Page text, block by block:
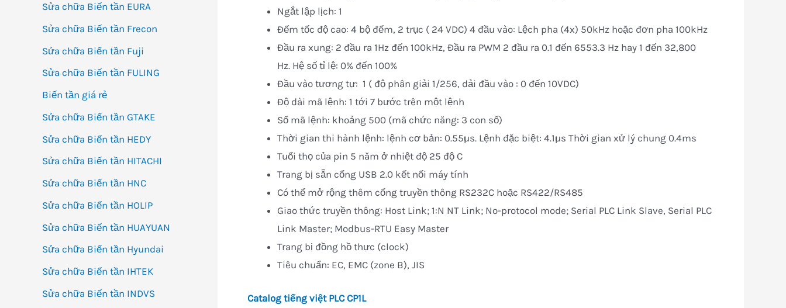
Sửa chữa Biến tần EURA
Sửa chữa Biến tần Frecon
Sửa chữa Biến tần Fuji
Sửa chữa Biến tần FULING
Biến tần giá rẻ
Sửa chữa Biến tần GTAKE
Sửa chữa Biến tần HEDY
Sửa chữa Biến tần HITACHI
Sửa chữa Biến tần HNC
Sửa chữa Biến tần HOLIP
Sửa chữa Biến tần HUAYUAN
Sửa chữa Biến tần Hyundai
Sửa chữa Biến tần IHTEK
Sửa chữa Biến tần INDVS
Ngắt lập lịch: 1
Đếm tốc độ cao: 4 bộ đếm, 2 trục ( 24 VDC) 4 đầu vào: Lệch pha (4x) 50kHz hoặc đơn pha 100kHz
Đầu ra xung: 2 đầu ra 1Hz đến 100kHz, Đầu ra PWM 2 đầu ra 0.1 đến 6553.3 Hz hay 1 đến 32,800
Hz. Hệ số tỉ lệ: 0% đến 100%
Đầu vào tương tự: 1 ( độ phân giải 1/256, dải đầu vào : 0 đến 10VDC)
Độ dài mã lệnh: 1 tới 7 bước trên một lệnh
Số mã lệnh: khoảng 500 (mã chức năng: 3 con số)
Thời gian thi hành lệnh: lệnh cơ bản: 0.55µs. Lệnh đặc biệt: 4.1µs Thời gian xử lý chung 0.4ms
Tuổi thọ của pin 5 năm ở nhiệt độ 25 độ C
Trang bị sẵn cổng USB 2.0 kết nối máy tính
Có thể mở rộng thêm cổng truyền thông RS232C hoặc RS422/RS485
Giao thức truyền thông: Host Link; 1:N NT Link; No-protocol mode; Serial PLC Link Slave, Serial PLC
Link Master; Modbus-RTU Easy Master
Trang bị đồng hồ thực (clock)
Tiêu chuẩn: EC, EMC (zone B), JIS
Catalog tiếng việt PLC CP1L